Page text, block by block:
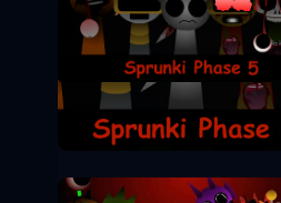
Sprunki Phase 5